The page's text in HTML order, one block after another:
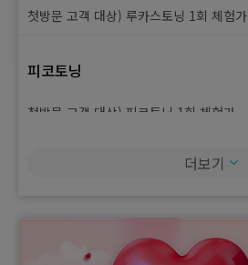
첫방문 고객 대상) 루카스토닝 1회 체험가
피코토닝
첫방문 고객 대상) 피코토닝 1회 체험가
더보기